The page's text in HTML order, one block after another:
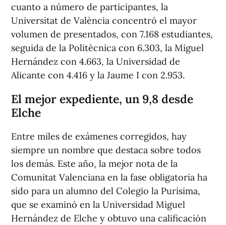
cuanto a número de participantes, la
Universitat de València concentró el mayor
volumen de presentados, con 7.168 estudiantes,
seguida de la Politècnica con 6.303, la Miguel
Hernández con 4.663, la Universidad de
Alicante con 4.416 y la Jaume I con 2.953.
El mejor expediente, un 9,8 desde
Elche
Entre miles de exámenes corregidos, hay
siempre un nombre que destaca sobre todos
los demás. Este año, la mejor nota de la
Comunitat Valenciana en la fase obligatoria ha
sido para un alumno del Colegio la Purísima,
que se examinó en la Universidad Miguel
Hernández de Elche y obtuvo una calificación